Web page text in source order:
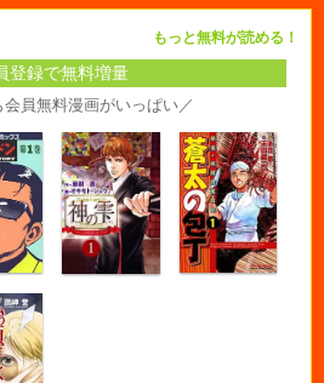
もっと無料が読める！
登録で無料増量
会員無料漫画がいっぱい／